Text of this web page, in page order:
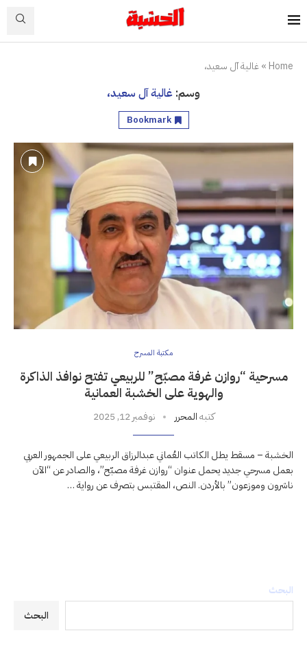
Home
»غالية آل سعيد،
وسم: غالية آل سعيد،
Bookmark
مكتبة المسرح
مسرحية “روازن غرفة مصبّح” للربيعي تفتح نوافذ الذاكرة
والهوية على الخشبة العمانية
كتبهالمحرر نوفمبر 12, 2025
الخشبة – مسقط يطل الكاتب العُماني عبدالرزاق الربيعي على الجمهور العربي
بعمل مسرحي جديد يحمل عنوان “روازن غرفة مصبّح”، والصادر عن “الآن
ناشرون وموزعون” بالأردن. النص، المقتبس بتصرف عن رواية …
البحث
البحث